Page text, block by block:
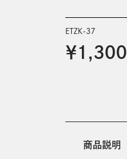
ETZK-37
￥1,300
商品説明